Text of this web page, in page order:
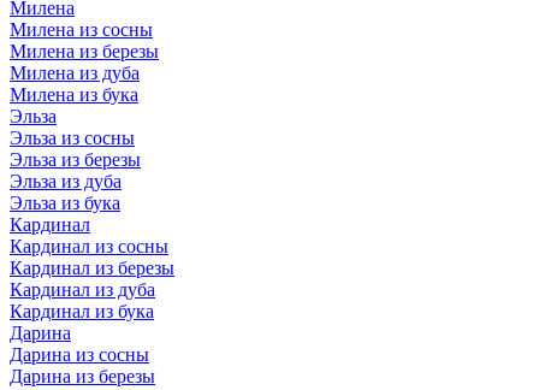
Милена
Милена из сосны
Милена из березы
Милена из дуба
Милена из бука
Эльза
Эльза из сосны
Эльза из березы
Эльза из дуба
Эльза из бука
Кардинал
Кардинал из сосны
Кардинал из березы
Кардинал из дуба
Кардинал из бука
Дарина
Дарина из сосны
Дарина из березы